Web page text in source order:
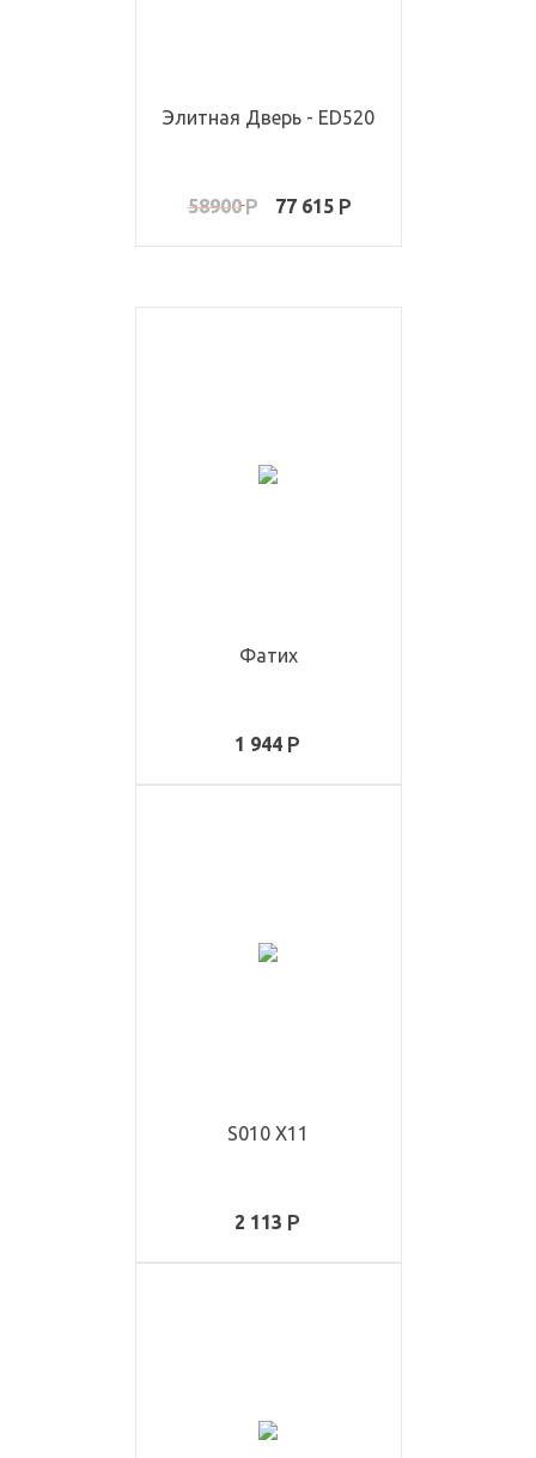
Элитная Дверь - ED520
58900 77 615
Фатих
1 944
S010 X11
2 113